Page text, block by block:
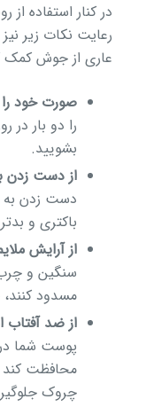
در کنار استفاده
رعایت نکات زیر
عاری از جوش کمک
صورت خود
را دو بار در
بشویید.
از دست زدن
دست زدن به
باکتری و
از آرایش
سنگین و
مسدود
از ضد آفتاب
محافظت کند
چروک